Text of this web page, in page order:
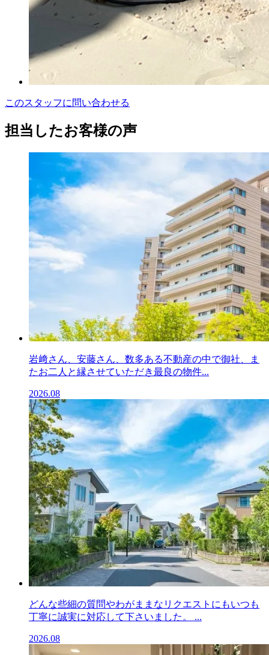
このスタッフに問い合わせる
担当したお客様の声
岩﨑さん、安藤さん、数多ある不動産の中で御社、ま
たお二人と縁させていただき最良の物件...
2026.08
どんな些細の質問やわがままなリクエストにもいつも
丁寧に誠実に対応して下さいました。 ...
2026.08